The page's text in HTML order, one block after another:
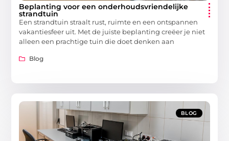
Beplanting voor een onderhoudsvriendelijke
strandtuin
Een strandtuin straalt rust, ruimte en een ontspannen
vakantiesfeer uit. Met de juiste beplanting creëer je niet
alleen een prachtige tuin die doet denken aan
Blog
BLOG